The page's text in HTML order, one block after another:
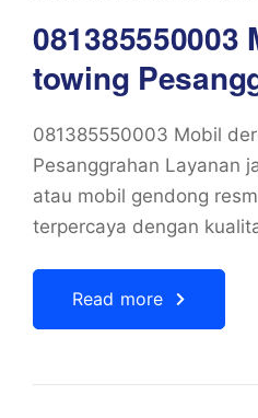
081385550003
towing
081385550003 Mobil
Pesanggrahan Layanan
atau mobil gendong
terpercaya dengan
Read more